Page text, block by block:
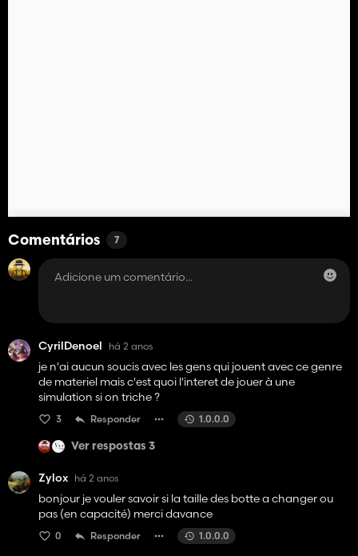
Comentários 7
CyrilDenoel há 2 anos
je n'ai aucun soucis avec les gens qui jouent avec ce genre
de materiel mais c'est quoi l'interet de jouer à une
simulation si on triche ?
3 Responder 1.0.0.0
Ver respostas 3
Zylox há 2 anos
bonjour je vouler savoir si la taille des botte a changer ou
pas (en capacité) merci davance
0 Responder 1.0.0.0